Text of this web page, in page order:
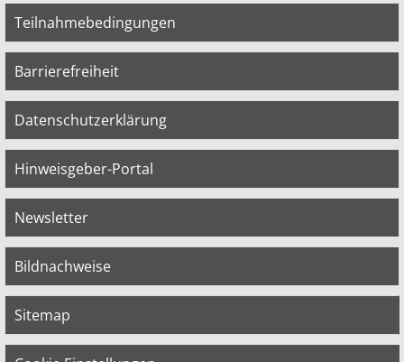
Teilnahmebedingungen
Barrierefreiheit
Datenschutzerklärung
Hinweisgeber-Portal
Newsletter
Bildnachweise
Sitemap